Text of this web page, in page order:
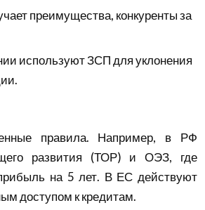
преимущества, конкуренты за
используют ЗСП для уклонения
правила. Например, в РФ
развития (ТОР) и ОЭЗ, где
на 5 лет. В ЕС действуют
доступом к кредитам.